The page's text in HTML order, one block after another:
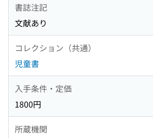
書誌注記
文献あり
コレクション（共通）
児童書
入手条件・定価
1800円
所蔵機関